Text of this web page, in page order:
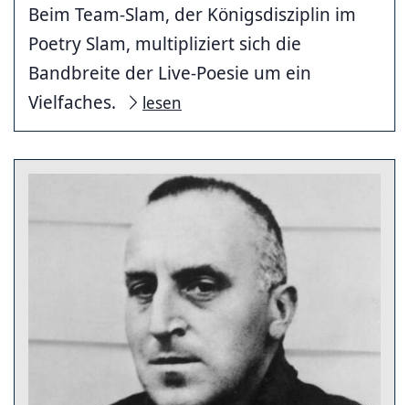
Beim Team-Slam, der Königsdisziplin im
Poetry Slam, multipliziert sich die
Bandbreite der Live-Poesie um ein
Vielfaches.
lesen